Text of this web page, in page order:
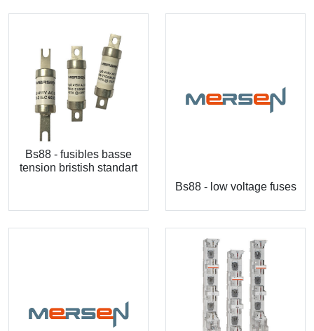
Bs88 - fusibles basse
tension bristish standart
Bs88 - low voltage fuses